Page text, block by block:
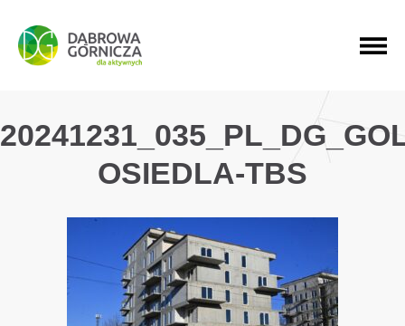
PRZEJDŹ DO MENU GŁÓWNEGO
PRZEJDŹ DO WYSZUKIWARKI
PRZEJDŹ DO TREŚCI
OSIEDLA-TBS